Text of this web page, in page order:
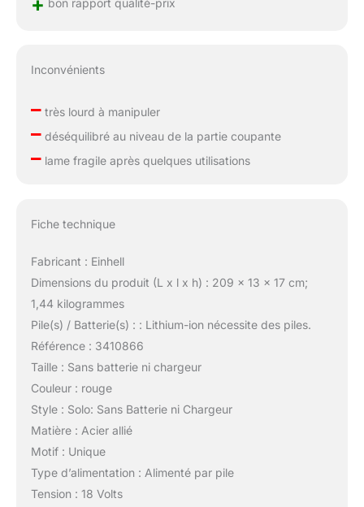
Inconvénients
–très lourd à manipuler
–déséquilibré au niveau de la partie coupante
–lame fragile après quelques utilisations
Fiche technique
Fabricant : Einhell
Dimensions du produit (L x l x h) : 209 x 13 x 17 cm;
1,44 kilogrammes
Pile(s) / Batterie(s) : : Lithium-ion nécessite des piles.
Référence : 3410866
Taille : Sans batterie ni chargeur
Couleur : rouge
Style : Solo: Sans Batterie ni Chargeur
Matière : Acier allié
Motif : Unique
Type d’alimentation : Alimenté par pile
Tension : 18 Volts